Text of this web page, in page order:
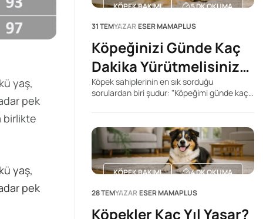
yaş,
pek
birlikte
yaş,
pek
KÖPEK BAKIMI 5DK OKUMA
31 TEMYAZAR ESER MAMAPLUS
Köpeğinizi Günde Kaç
Dakika Yürütmelisiniz?
Doğru Süreyi Belirleyen
Faktörler
Köpek sahiplerinin en sık sorduğu
sorulardan biri şudur: "Köpeğimi günde kaç
bulabilirsiniz. Kimi kaynak 20 dakika, kimisi
60 dakika, kimisi ise 2 saat önerir. Ancak
gerçek şu ki, her köpek için geçerli tek bir
yürüyüş süresi yoktur.
KÖPEK BAKIMI 4DK OKUMA
28 TEMYAZAR ESER MAMAPLUS
Köpekler Kaç Yıl Yaşar?